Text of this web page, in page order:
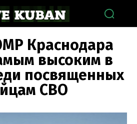
Краснодара
высоким в
посвященных
СВО